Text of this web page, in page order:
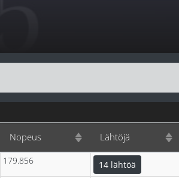
Nopeus Lähtöjä
179.856
14 lähtöä